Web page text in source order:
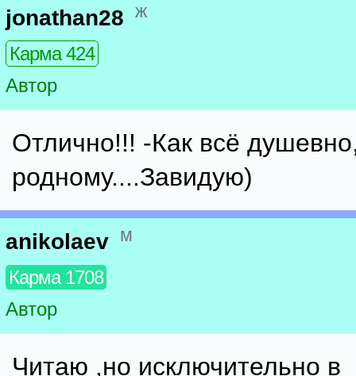
jonathan28 ж
Карма 424
Автор
Отлично!!! -Как всё
родному....Завидую)
anikolaev м
Карма 1708
Автор
Читаю ,но исключительно в